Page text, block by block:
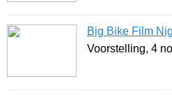
Big Bike Film
Voorstelling, 4